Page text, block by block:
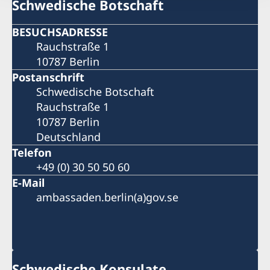
Schwedische Botschaft
BESUCHSADRESSE
Rauchstraße 1
10787 Berlin
Postanschrift
Schwedische Botschaft
Rauchstraße 1
10787 Berlin
Deutschland
Telefon
+49 (0) 30 50 50 60
E-Mail
ambassaden.berlin(a)gov.se